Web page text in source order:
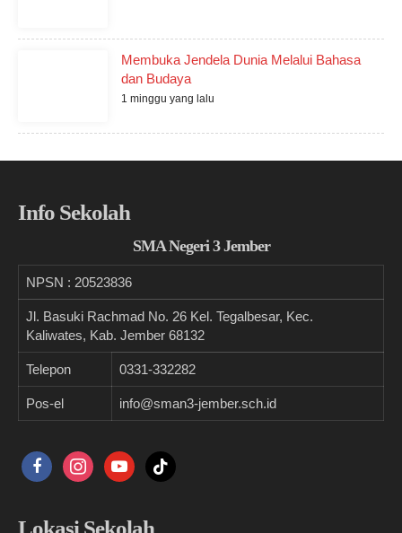
Membuka Jendela Dunia Melalui Bahasa
dan Budaya
1 minggu yang lalu
Info Sekolah
SMA Negeri 3 Jember
NPSN : 20523836
Jl. Basuki Rachmad No. 26 Kel. Tegalbesar, Kec.
Kaliwates, Kab. Jember 68132
Telepon 0331-332282
Pos-el info@sman3-jember.sch.id
facebookinstagramyoutubetiktok
Lokasi Sekolah